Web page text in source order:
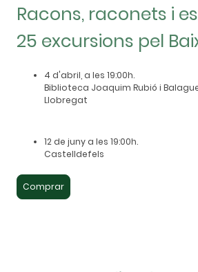
Racons, raconets i
25 excursions pel
4 d'abril, a les 19:00h.
Biblioteca Joaquim Rubió i
Llobregat
12 de juny a les 19:00h.
Castelldefels
Comprar